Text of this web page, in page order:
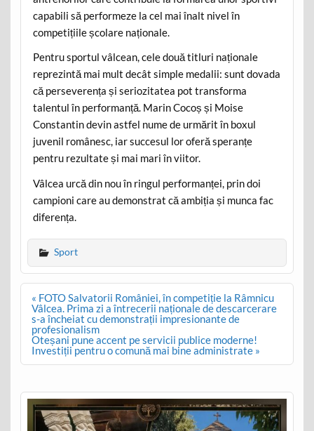
capabili să performeze la cel mai înalt nivel în
competițiile școlare naționale.
Pentru sportul vâlcean, cele două titluri naționale
reprezintă mai mult decât simple medalii: sunt dovada
că perseverența și seriozitatea pot transforma
talentul în performanță. Marin Cocoș și Moise
Constantin devin astfel nume de urmărit în boxul
juvenil românesc, iar succesul lor oferă speranțe
pentru rezultate și mai mari în viitor.
Vâlcea urcă din nou în ringul performanței, prin doi
campioni care au demonstrat că ambiția și munca fac
diferența.
Sport
Post
navigation
« FOTO Salvatorii României, în competiție la Râmnicu
Vâlcea. Prima zi a întrecerii naționale de descarcerare
s-a încheiat cu demonstrații impresionante de
profesionalism
Oteșani pune accent pe servicii publice moderne!
Investiții pentru o comună mai bine administrate »